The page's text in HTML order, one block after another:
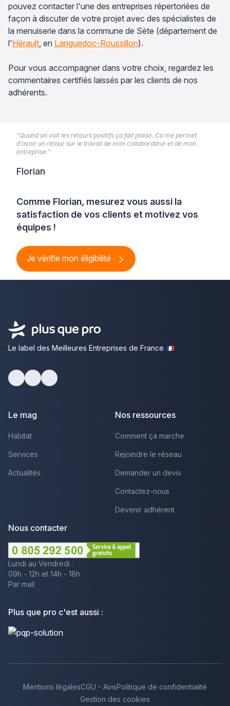
pouvez contacter l'une des entreprises répertoriées de
façon à discuter de votre projet avec des spécialistes de
la menuiserie dans la commune de Sète (département de
l'Hérault, en Languedoc-Roussillon).
Pour vous accompagner dans votre choix, regardez les
commentaires certifiés laissés par les clients de nos
adhérents.
Comme Florian, mesurez vous aussi la
satisfaction de vos clients et motivez vos
équipes !
Je vérifie mon éligibilité
“Quand on voit les retours positifs ça fait plaisir. Ca me permet
d’avoir un retour sur le travail de mon collaborateur et de mon
entreprise.”
Florian
Le label des Meilleures Entreprises de France
Le mag
Habitat
Services
Actualités
Nos ressources
Comment ça marche
Rejoindre le réseau
Demander un devis
Contactez-nous
Devenir adhérent
Nous contacter
Lundi au Vendredi :
09h - 12h et 14h - 18h
Par mail
Plus que pro c'est aussi :
Mentions légalesCGU - AvisPolitique de confidentialité
Gestion des cookies